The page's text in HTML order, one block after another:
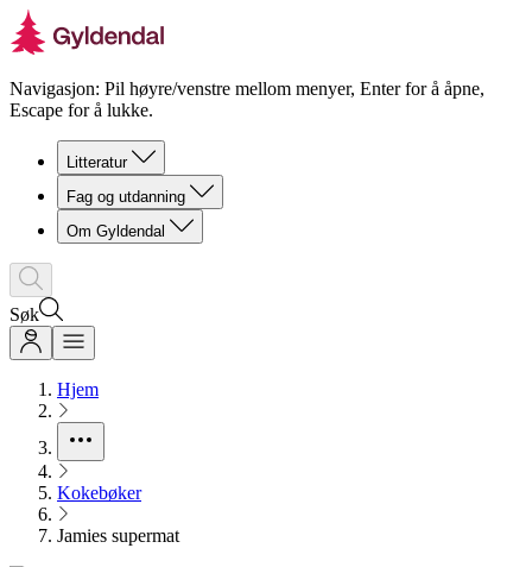
Navigasjon: Pil høyre/venstre mellom menyer, Enter for å åpne,
Escape for å lukke.
Litteratur
Fag og utdanning
Om Gyldendal
Søk
Hjem
Kokebøker
Jamies supermat